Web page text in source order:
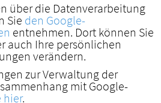
über die Datenverarbeitung
Sie den Google-
entnehmen. Dort können Sie
auch Ihre persönlichen
verändern.
zur Verwaltung der
mit Google-
hier.